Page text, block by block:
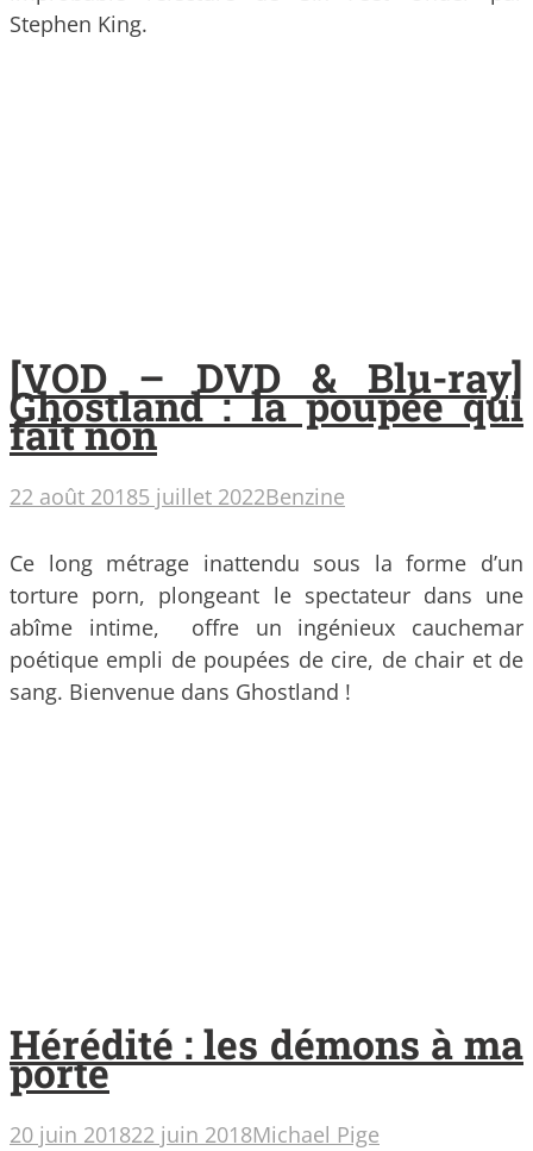
Stephen King.
[VOD – DVD & Blu-ray]
Ghostland : la poupée qui
fait non
22 août 20185 juillet 2022Benzine
Ce long métrage inattendu sous la forme d’un
torture porn, plongeant le spectateur dans une
abîme intime, offre un ingénieux cauchemar
poétique empli de poupées de cire, de chair et de
sang. Bienvenue dans Ghostland !
Hérédité : les démons à ma
porte
20 juin 201822 juin 2018Michael Pige